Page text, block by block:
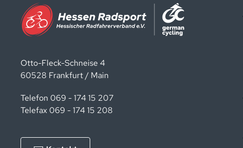
Otto-Fleck-Schneise 4
60528 Frankfurt / Main
Telefon 069 - 174 15 207
Telefax 069 - 174 15 208